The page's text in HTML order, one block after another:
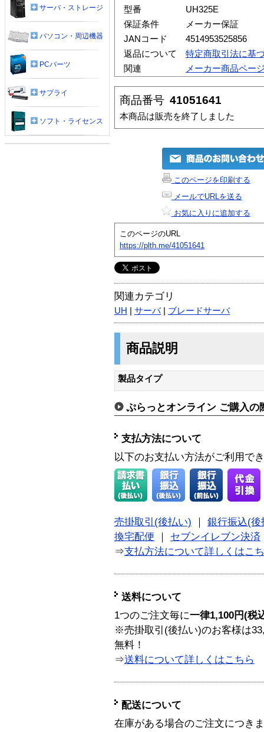
型番
UH325E
保証条件
メーカー保証
JANコード
4514953525856
返品について
特定商取引法に基
関連
メーカー商品ペー
商品番号 41051641
本商品は販売を終了しました
このページを印刷する
メールでURLを送る
お気に入りに追加する
このページのURL
https://plth.me/41051641
関連カテゴリ
UH サーバ| ブレードサーバ
商品説明
製品タイプ
ぷらっとオンライン ご購入の
支払方法について
以下のお支払い方法がご利用で
売掛取引(後払い)
銀行振込(後
換宅配便
セブンイレブン決済
⇒支払方法について詳しくはこ
送料について
1つのご注文毎に一律1,100円(税
※売掛取引(後払い)のお客様は
無料！
⇒送料について詳しくはこちら
配送について
在庫がある場合のご注文につき
サーバ・ストレージ
パソコン・周辺機器
PCパーツ
サプライ
ソフト・ライセンス